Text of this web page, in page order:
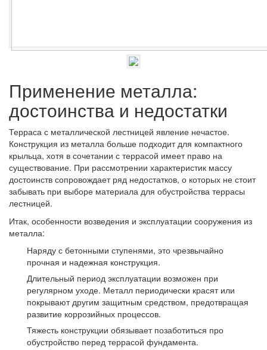
Применение металла:
достоинства и недостатки
Терраса с металлической лестницей явление нечастое.
Конструкция из металла больше подходит для компактного
крыльца, хотя в сочетании с террасой имеет право на
существование. При рассмотрении характеристик массу
достоинств сопровождает ряд недостатков, о которых не стоит
забывать при выборе материала для обустройства террасы
лестницей.
Итак, особенности возведения и эксплуатации сооружения из
металла:
Наряду с бетонными ступенями, это чрезвычайно
прочная и надежная конструкция.
Длительный период эксплуатации возможен при
регулярном уходе. Металл периодически красят или
покрывают другим защитным средством, предотвращая
развитие коррозийных процессов.
Тяжесть конструкции обязывает позаботиться про
обустройство перед террасой фундамента.